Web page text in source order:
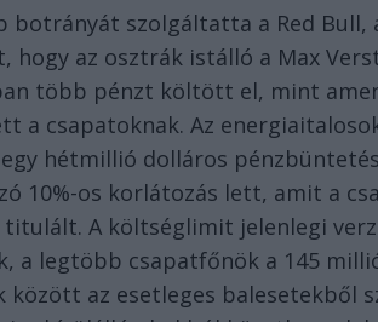
botrányát szolgáltatta a Red Bull,
hogy az osztrák istálló a Max
több pénzt költött el, mint
a csapatoknak. Az
hétmillió dolláros
10%-os korlátozás lett, amit a
titulált. A költséglimit jelenlegi
a legtöbb csapatfőnök a 145
az esetleges balesetekből